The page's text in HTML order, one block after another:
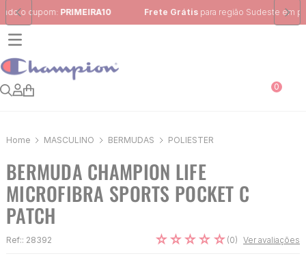
Frete Grátispara região Sudeste em pedidos acima de R$ 399,00
0
MASCULINO BERMUDAS POLIÈSTER
BERMUDA CHAMPION LIFE
MICROFIBRA SPORTS POCKET C
PATCH
Ref:: 28392 ☆☆☆☆ ☆ (0) Ver avaliações